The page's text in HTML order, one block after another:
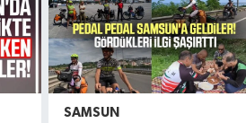
SAMSUN